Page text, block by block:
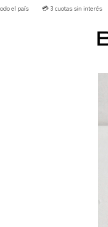
💳 3 cuotas sin interés 📦 Envíos